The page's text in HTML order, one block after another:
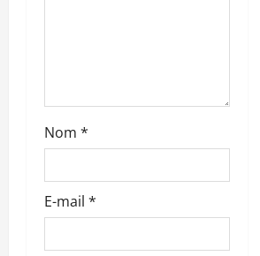
e
Nom *
E-mail *